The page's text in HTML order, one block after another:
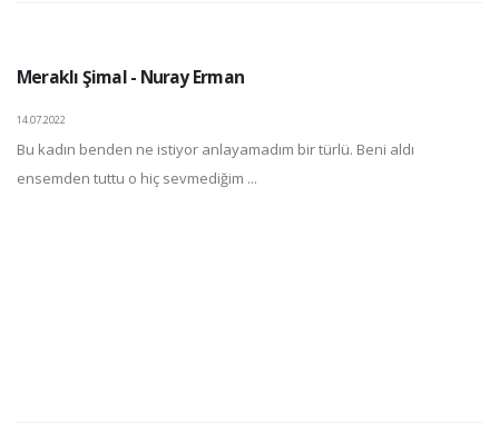
Meraklı Şimal - Nuray Erman
14.07.2022
Bu kadın benden ne istiyor anlayamadım bir türlü. Beni aldı
ensemden tuttu o hiç sevmediğim ...